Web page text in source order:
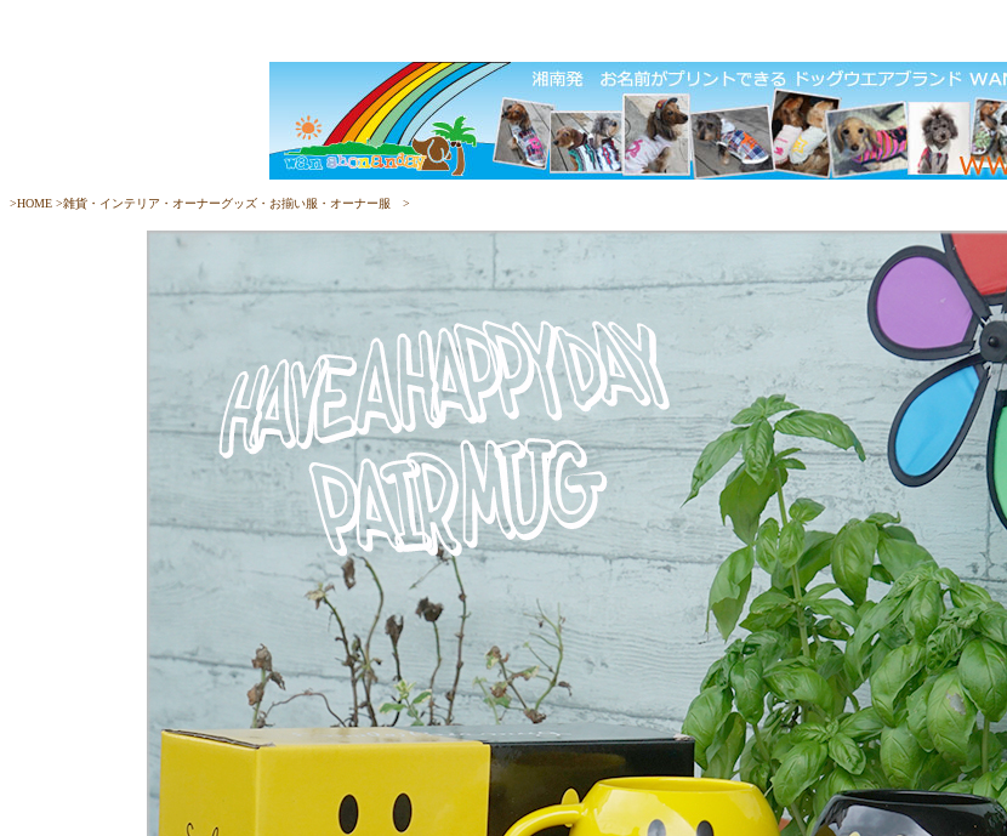
>HOME >雑貨・インテリア・オーナーグッズ・お揃い服・オーナー服 >